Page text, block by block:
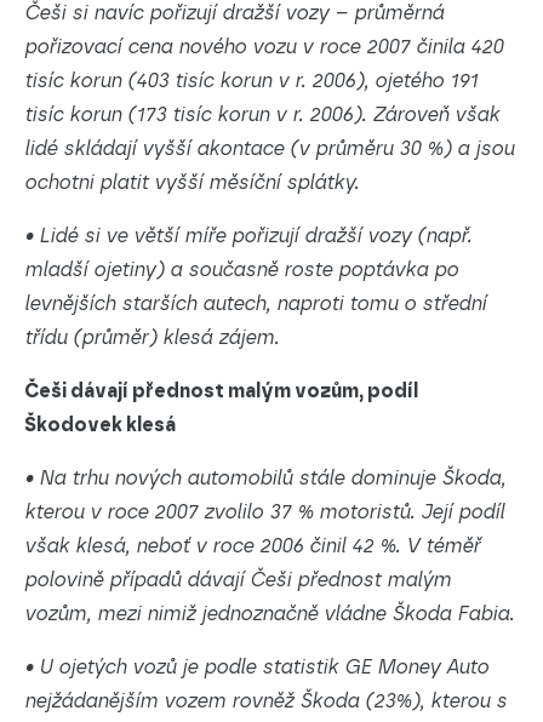
Češi si navíc pořizují dražší vozy – průměrná
pořizovací cena nového vozu v roce 2007 činila 420
tisíc korun (403 tisíc korun v r. 2006), ojetého 191
tisíc korun (173 tisíc korun v r. 2006). Zároveň však
lidé skládají vyšší akontace (v průměru 30 %) a jsou
ochotni platit vyšší měsíční splátky.
• Lidé si ve větší míře pořizují dražší vozy (např.
mladší ojetiny) a současně roste poptávka po
levnějších starších autech, naproti tomu o střední
třídu (průměr) klesá zájem.
Češi dávají přednost malým vozům, podíl
Škodovek klesá
• Na trhu nových automobilů stále dominuje Škoda,
kterou v roce 2007 zvolilo 37 % motoristů. Její podíl
však klesá, neboť v roce 2006 činil 42 %. V téměř
polovině případů dávají Češi přednost malým
vozům, mezi nimiž jednoznačně vládne Škoda Fabia.
• U ojetých vozů je podle statistik GE Money Auto
nejžádanějším vozem rovněž Škoda (23%), kterou s